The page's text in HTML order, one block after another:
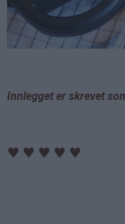
Innlegget er skrevet
♥ ♥ ♥ ♥ ♥